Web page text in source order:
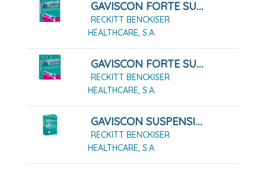
GAVISCON FORTE SUSPENSION ORAL EN SOBRES SABOR FRUTOS DEL BOSQUE 12 SOBRES
RECKITT BENCKISER
HEALTHCARE, S.A.
GAVISCON FORTE SUSPENSIÓN ORAL EN SOBRES SABOR FRUTOS DEL BOSQUE 24 SOBRES
RECKITT BENCKISER
HEALTHCARE, S.A.
GAVISCON SUSPENSIÓN ORAL EN SOBRES SABOR MENTA, 12 Sobres
RECKITT BENCKISER
HEALTHCARE, S.A.